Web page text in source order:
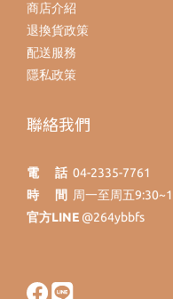
商店介紹
退換貨政策
配送服務
隱私政策
聯絡我們
電 話 04-2335-7761
時 間
周一至周五
官方LINE @264ybbfs